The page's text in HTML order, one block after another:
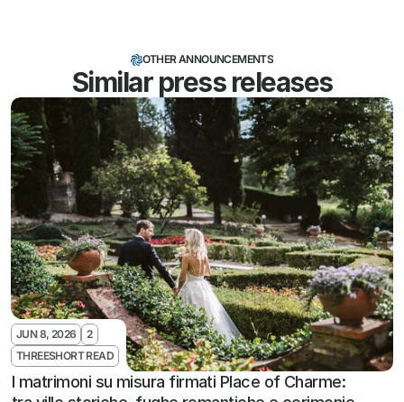
OTHER ANNOUNCEMENTS
Similar press releases
JUN 8, 2026
2
THREESHORT READ
I matrimoni su misura firmati Place of Charme: